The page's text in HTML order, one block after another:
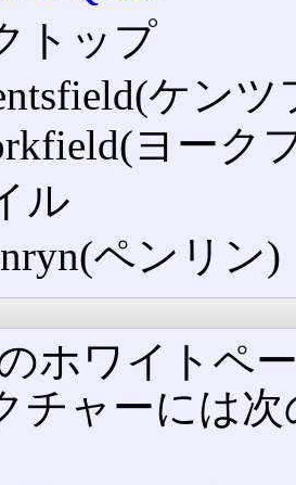
トップ
ケン
ヨーク
ル
ペンリン)
ホワイトペ
チャーには